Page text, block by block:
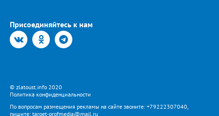
Присоединяйтесь к нам
© zlatoust.info 2020
Политика конфиденциальности
По вопросам размещения рекламы на сайте звоните: +79222307040,
пишите: target-profmedia@mail.ru